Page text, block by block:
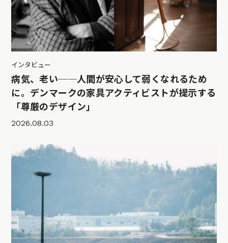
インタビュー
病気、老い──人間が安心して弱くなれるため
に。デンマークの家具アクティビストが提示する
「尊厳のデザイン」
2026.08.03